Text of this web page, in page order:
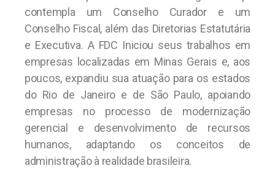
contempla um Conselho Curador e um
Conselho Fiscal, além das Diretorias Estatutária
e Executiva. A FDC Iniciou seus trabalhos em
empresas localizadas em Minas Gerais e, aos
poucos, expandiu sua atuação para os estados
do Rio de Janeiro e de São Paulo, apoiando
empresas no processo de modernização
gerencial e desenvolvimento de recursos
humanos, adaptando os conceitos de
administração à realidade brasileira.